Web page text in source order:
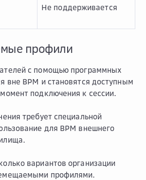
Не поддерживается
профили
с помощью программных
вне ВРМ и становятся доступным
подключения к сессии.
требует специальной
для ВРМ внешнего
вариантов организации
профилями.